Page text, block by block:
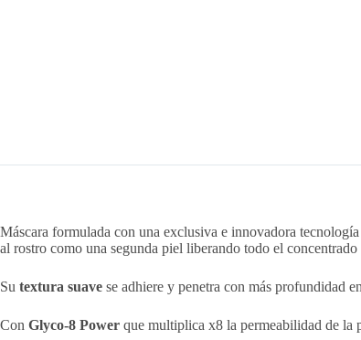
Máscara formulada con una exclusiva e innovadora tecnología
al rostro como una segunda piel liberando todo el
Su textura suave se adhiere y penetra con más profundidad
Con Glyco-8 Power que multiplica x8 la permeabilidad de la